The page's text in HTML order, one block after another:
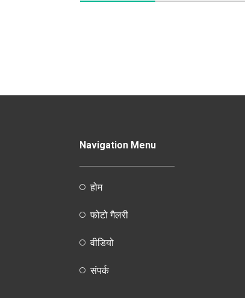
Navigation Menu
होम
फोटो गैलरी
वीडियो
संपर्क